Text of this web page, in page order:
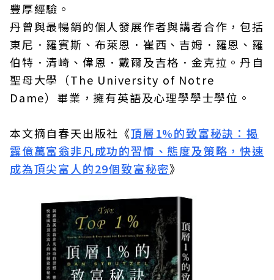
豐厚經驗。
丹曾與最暢銷的個人發展作者與講者合作，包括
東尼．羅賓斯、布萊恩．崔西、吉姆．羅恩、羅
伯特．清崎、偉恩．戴爾及吉格．金克拉。丹自
聖母大學（The University of Notre
Dame）畢業，擁有英語及心理學學士學位。
本文摘自春天出版社《頂層1%的致富秘訣：揭
露億萬富翁非凡成功的習慣、態度及策略，快速
成為頂尖富人的29個致富秘密》